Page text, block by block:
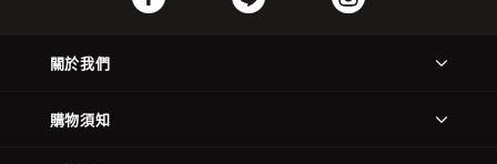
關於我們
購物須知